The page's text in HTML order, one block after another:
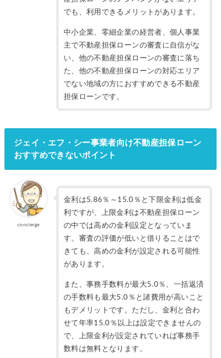
でも、利用できるメリットがあります。
中小企業、零細企業の経営者、個人事業
主で不動産担保ローンの審査に自信がな
い、他の不動産担保ローンの審査に落ち
た、他の不動産担保ローンの対応エリア
でない地域の方におすすめできる不動産
担保ローンです。
ジェイ・エフ・シー事業者向け不動産担保ローン
おすすめできないポイント
concierge
金利は5.86％～15.0％と下限金利は低金
利ですが、上限金利は不動産担保ローン
の中では高めの金利設定となっていま
す。審査の評価が低いと借りることはで
きても、高めの金利が設定される可能性
があります。
また、事務手数料が最大5.0％、一括返済
の手数料も最大5.0％と諸費用が高いこと
もデメリットです。ただし、金利と合わ
せて年率15.0％以上は設定できませんの
で、上限金利が設定されていれば事務手
数料は無料となります。